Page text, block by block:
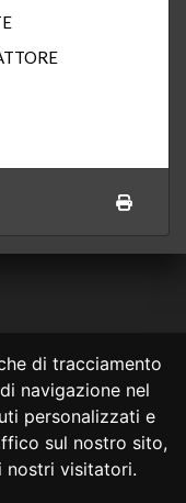
di tracciamento
navigazione nel
personalizzati e
sul nostro sito,
nostri visitatori.
-NOTE LEGALI
per i contenuti e